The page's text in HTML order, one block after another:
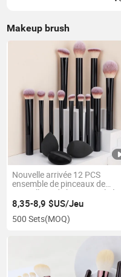
Makeup brush
Nouvelle arrivée 12 PCS
ensemble de pinceaux de
maquillage de haute qualité
8,35-8,9 $US/Jeu
500 Sets(MOQ)